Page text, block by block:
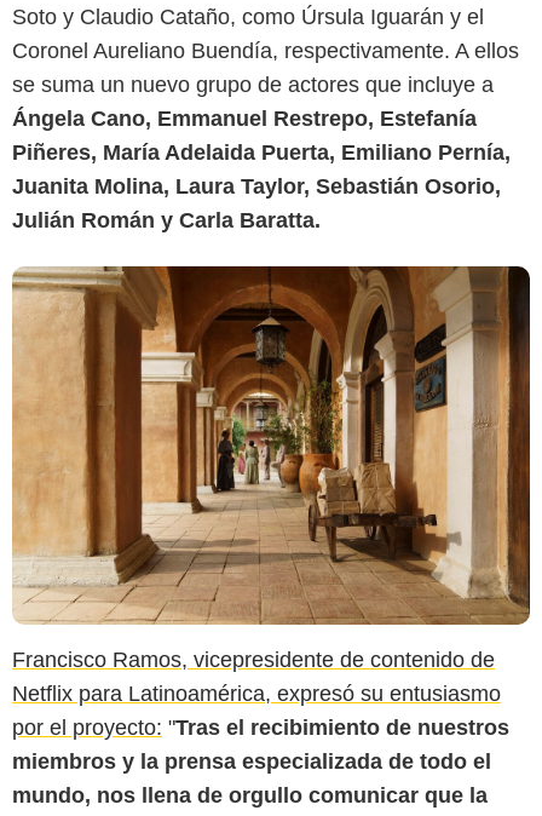
Soto y Claudio Cataño, como Úrsula Iguarán y el
Coronel Aureliano Buendía, respectivamente. A ellos
se suma un nuevo grupo de actores que incluye a
Ángela Cano, Emmanuel Restrepo, Estefanía
Piñeres, María Adelaida Puerta, Emiliano Pernía,
Juanita Molina, Laura Taylor, Sebastián Osorio,
Julián Román y Carla Baratta.
Francisco Ramos, vicepresidente de contenido de
Netflix para Latinoamérica, expresó su entusiasmo
por el proyecto: "Tras el recibimiento de nuestros
miembros y la prensa especializada de todo el
mundo, nos llena de orgullo comunicar que la
El Espectador